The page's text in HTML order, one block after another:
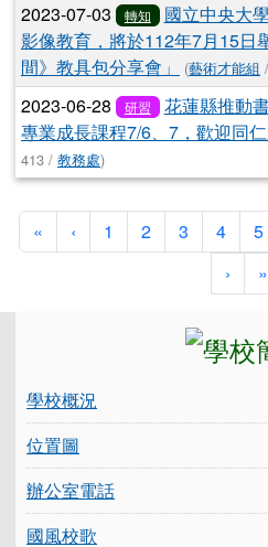
2023-07-03 轉知
國立中央大
影像教育，將於112年7月15日
間》教具包分享會」
(藝術才能組
2023-06-28 研習
花蓮縣推動
專業成長課程7/6、7，歡迎同
413 / 教務處)
« 第一頁
‹ 上一頁
1 2 3 4 5
› 下一»
學校概況
位置圖
辦公室電話
國風校歌